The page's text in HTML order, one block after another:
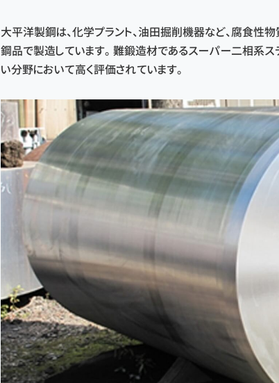
大平洋製鋼は、化学プラント、油田掘削機器など、腐食性
鋼品で製造しています。 難鍛造材であるスーパー二相系
い分野において高く評価されています。